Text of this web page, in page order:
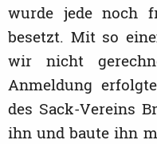
wurde jede noch
besetzt. Mit so
wir nicht
Anmeldung
des Sack-Vereins
ihn und baute ihn